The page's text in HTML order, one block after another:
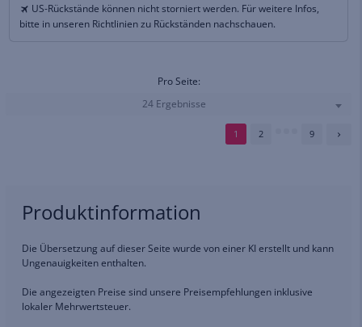
US-Rückstände können nicht storniert werden. Für weitere Infos,
bitte in unseren Richtlinien zu Rückständen nachschauen.
Pro Seite:
24 Ergebnisse
1 2 9
Produktinformation
Die Übersetzung auf dieser Seite wurde von einer KI erstellt und kann
Ungenauigkeiten enthalten.
Die angezeigten Preise sind unsere Preisempfehlungen inklusive
lokaler Mehrwertsteuer.